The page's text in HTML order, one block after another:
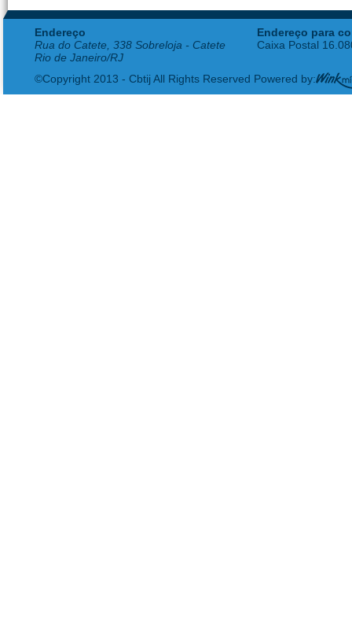
Endereço
Rua do Catete, 338 Sobreloja - Catete
Rio de Janeiro/RJ
Endereço para
Caixa Postal
©Copyright 2013 - Cbtij All Rights Reserved Powered by: